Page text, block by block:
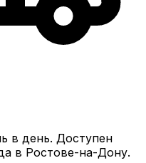
в день. Доступен
в Ростове-на-Дону.